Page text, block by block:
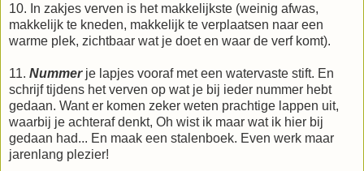
10. In zakjes verven is het makkelijkste (weinig afwas,
makkelijk te kneden, makkelijk te verplaatsen naar een
warme plek, zichtbaar wat je doet en waar de verf komt).
11. Nummer je lapjes vooraf met een watervaste stift. En
schrijf tijdens het verven op wat je bij ieder nummer hebt
gedaan. Want er komen zeker weten prachtige lappen uit,
waarbij je achteraf denkt, Oh wist ik maar wat ik hier bij
gedaan had... En maak een stalenboek. Even werk maar
jarenlang plezier!